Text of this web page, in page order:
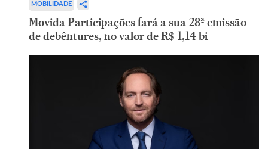
MOBILIDADE
Movida Participações fará a sua 28ª emissão
de debêntures, no valor de R$ 1,14 bi